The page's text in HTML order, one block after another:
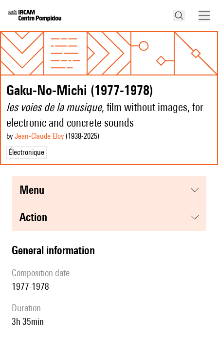
Gaku-No-Michi (1977-1978)
les voies de la musique, film without images, for
electronic and concrete sounds
by Jean-Claude Eloy (1938-2025)
Électronique
menu
action
general information
composition date
1977-1978
duration
3h 35min